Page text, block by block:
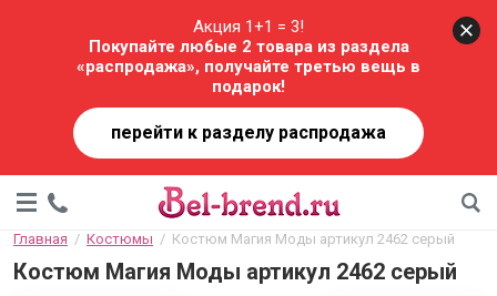
Акция 1+1 = 3!
Покупайте любые 2 товара из раздела
«распродажа», получайте третью вещь в
подарок!
перейти к разделу распродажа
Главная
  /
Костюмы
  /  Костюм Магия Моды артикул 2462 серый
Костюм Магия Моды артикул 2462 серый